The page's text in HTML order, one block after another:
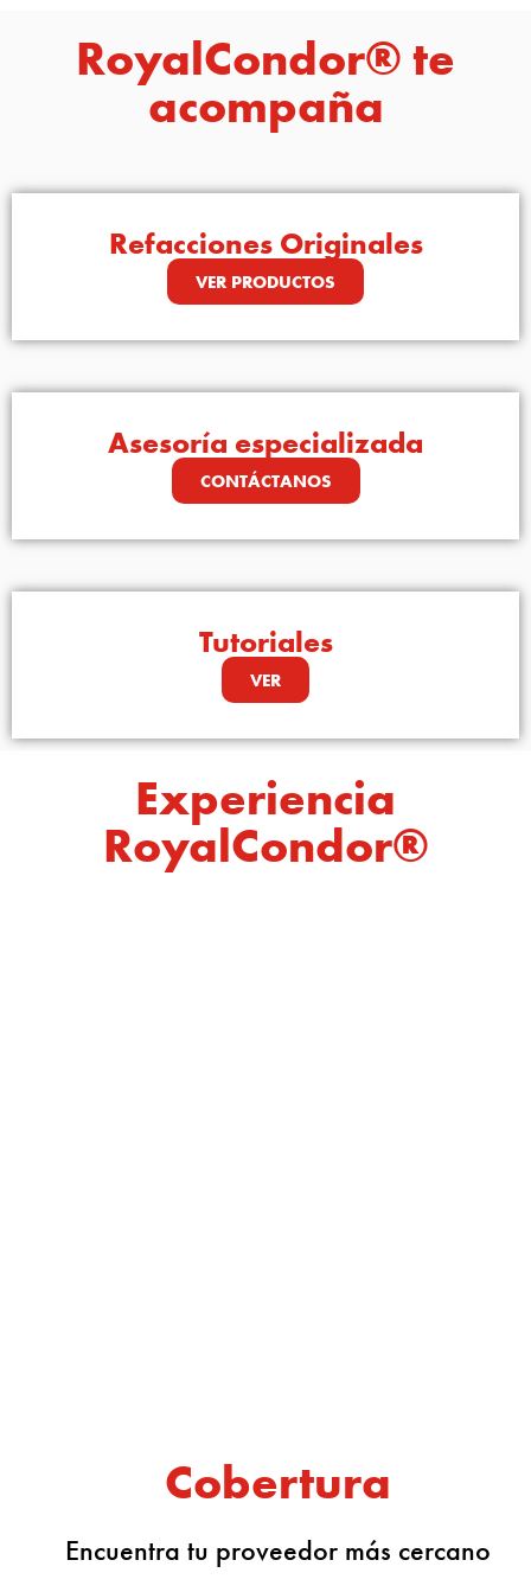
RoyalCondor® te
acompaña
Refacciones Originales
VER PRODUCTOS
Asesoría especializada
CONTÁCTANOS
Tutoriales
VER
Experiencia
RoyalCondor®
Cobertura
Encuentra tu proveedor más cercano